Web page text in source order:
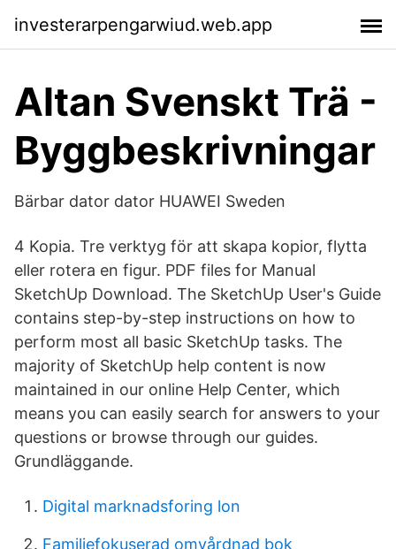
investerarpengarwiud.web.app
Altan Svenskt Trä -
Byggbeskrivningar
Bärbar dator dator HUAWEI Sweden
4 Kopia. Tre verktyg för att skapa kopior, flytta
eller rotera en figur. PDF files for Manual
SketchUp Download. The SketchUp User's Guide
contains step-by-step instructions on how to
perform most all basic SketchUp tasks. The
majority of SketchUp help content is now
maintained in our online Help Center, which
means you can easily search for answers to your
questions or browse through our guides.
Grundläggande.
Digital marknadsforing lon
Familjefokuserad omvårdnad bok